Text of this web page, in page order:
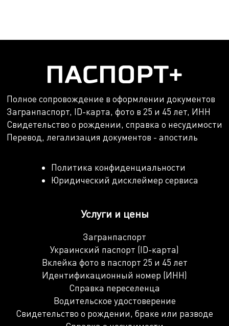
Полное сопровождение в оформлении документов
Загранпаспорт, ID-карта, фото в 25 и 45 лет, ИНН
Свидетельство о рождении, справка о несудимости
Перевод, легализация документов - апостиль
Политика конфиденциальности
Юридический дисклеймер сервиса
Услуги и цены
Загранпаспорт
Украинский паспорт (ID-карта)
Вклейка фото в паспорт 25 и 45 лет
Идентификационный номер (ИНН)
Справка переселенца
Водительское удостоверение
Свидетельство о рождении, браке или разводе